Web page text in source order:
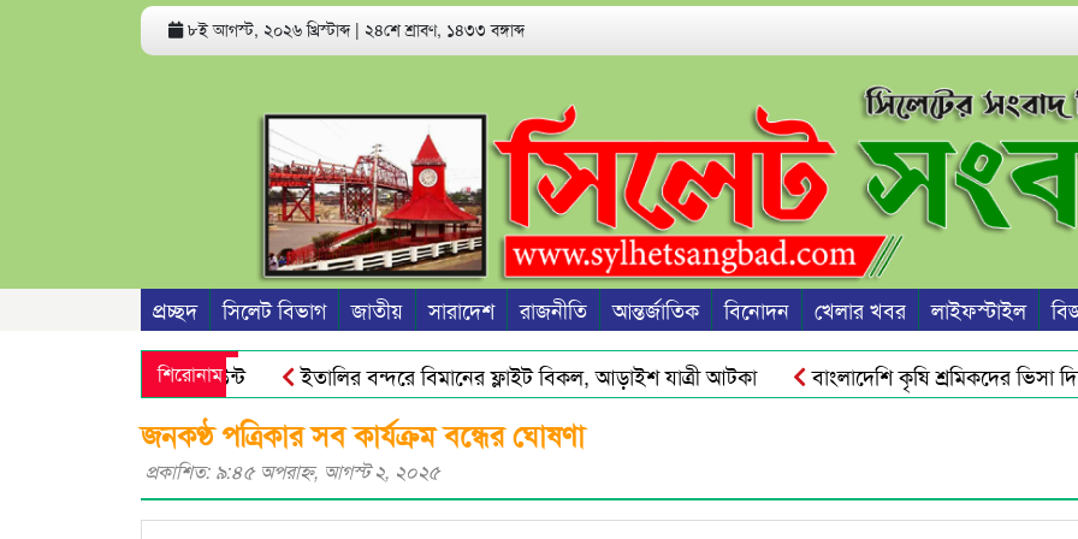
৮ই আগস্ট, ২০২৬ খ্রিস্টাব্দ | ২৪শে শ্রাবণ, ১৪৩৩ বঙ্গাব্দ
প্রচ্ছদ সিলেট বিভাগ জাতীয় সারাদেশ রাজনীতি আন্তর্জাতিক বিনোদন খেলার খবর লাইফস্টাইল
শিরোনাম
ফোন ও ব্যাংক অ্যাকাউন্ট ইতালির বন্দরে বিমানের ফ্লাইট বিকল, আড়াইশ যাত্রী আটকা বাংলাদেশি কৃষি শ্রমিকদের ভিসা
আর ভয় পায়না : এড. জুবায়ের
তেল, গ্যাস, বিদ্যুৎ সঙ্কট ও দ্রব্যমূল্যের ঊর্ধ্বগতি রোধে সিলেটে ১১ দলীয় ঐক্যের স্মারকলিপি
জনকণ্ঠ পত্রিকার সব কার্যক্রম বন্ধের ঘোষণা
প্রকাশিত: ৯:৪৫ অপরাহ্ণ, আগস্ট ২, ২০২৫